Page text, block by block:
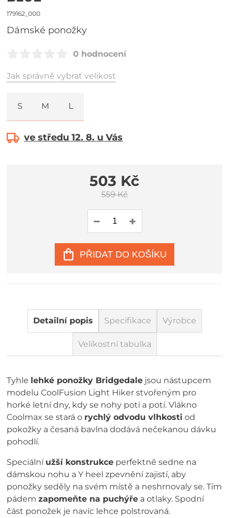
179162_000
Dámské ponožky
0 hodnocení
Jak správně vybrat velikost
S M L
ve středu 12. 8. u Vás
503 Kč
559 Kč
PŘIDAT DO KOŠÍKU
Detailní popis Specifikace Výrobce
Velikostní tabulka
Tyhle lehké ponožky Bridgedale jsou nástupcem
modelu CoolFusion Light Hiker stvořeným pro
horké letní dny, kdy se nohy potí a potí. Vlákno
Coolmax se stará o rychlý odvodu vlhkosti od
pokožky a česaná bavlna dodává nečekanou dávku
pohodlí.
Speciální užší konstrukce perfektně sedne na
dámskou nohu a Y heel zpevnění zajistí, aby
ponožky seděly na svém místě a neshrnovaly se. Tím
pádemzapomeňte na puchýře a otlaky. Spodní
část ponožek je navíc lehce polstrovaná.